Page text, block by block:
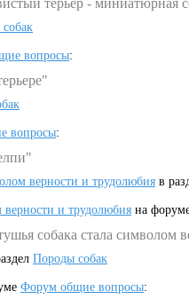
терьер - миниатюрная
вопросы:
вопросы:
верности и трудолюбия в
верности и трудолюбия на
собака стала символом
Породы собак
Форум общие вопросы: